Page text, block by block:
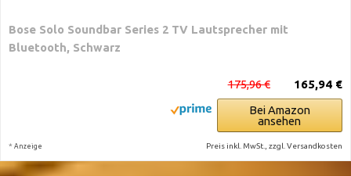
Bose Solo Soundbar Series 2 TV Lautsprecher mit
Bluetooth, Schwarz
165,94 €
175,96 €
Bei Amazon
ansehen
* Anzeige Preis inkl. MwSt., zzgl. Versandkosten